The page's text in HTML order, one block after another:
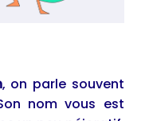
, on parle souvent
nom vous est